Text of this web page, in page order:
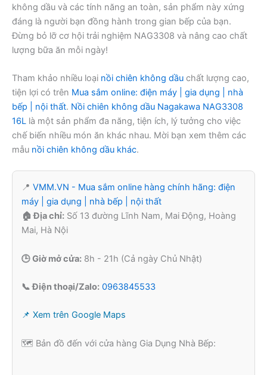
không dầu và các tính năng an toàn, sản phẩm này xứng
đáng là người bạn đồng hành trong gian bếp của bạn.
Đừng bỏ lỡ cơ hội trải nghiệm NAG3308 và nâng cao chất
lượng bữa ăn mỗi ngày!
Tham khảo nhiều loại nồi chiên không dầu chất lượng cao,
tiện lợi có trên Mua sắm online: điện máy | gia dụng | nhà
bếp | nội thất. Nồi chiên không dầu Nagakawa NAG3308
16L là một sản phẩm đa năng, tiện ích, lý tưởng cho việc
chế biến nhiều món ăn khác nhau. Mời bạn xem thêm các
mẫu nồi chiên không dầu khác.
📍 VMM.VN - Mua sắm online hàng chính hãng: điện
máy | gia dụng | nhà bếp | nội thất
🏠 Địa chỉ: Số 13 đường Lĩnh Nam, Mai Động, Hoàng
Mai, Hà Nội
🕒 Giờ mở cửa: 8h - 21h (Cả ngày Chủ Nhật)
📞 Điện thoại/Zalo: 0963845533
📌 Xem trên Google Maps
🗺️ Bản đồ đến với cửa hàng Gia Dụng Nhà Bếp: